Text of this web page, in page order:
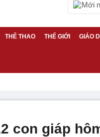
Mới
THỂ THAO THẾ GIỚI GIÁO
con giáp